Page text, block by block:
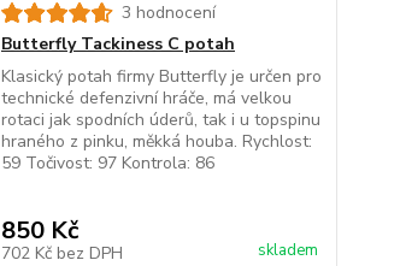
3 hodnocení
Butterfly Tackiness C potah
Klasický potah firmy Butterfly je určen pro
technické defenzivní hráče, má velkou
rotaci jak spodních úderů, tak i u topspinu
hraného z pinku, měkká houba. Rychlost:
59 Točivost: 97 Kontrola: 86
850 Kč
702 Kč bez DPH skladem